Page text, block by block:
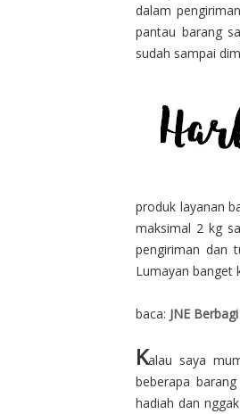
dalam
pantau barang
sudah sampai
produk layanan
maksimal 2 kg
pengiriman dan
Lumayan banget
baca: JNE
Kalau saya
beberapa
hadiah dan